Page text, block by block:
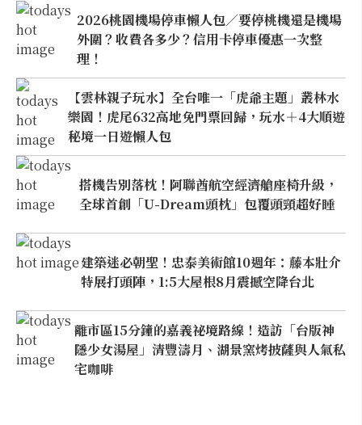
2026桃園機場停車懶人包／要停桃機還是機場
外圍？收費各多少？信用卡停車優惠一次整
理！
【雲林親子玩水】全台唯一「虎爺主題」叢林水
樂園！虎尾632高地免門票回歸，玩水＋4大順遊
秘境一日遊懶人包
搭機告別落枕！阿聯酋航空經濟艙座椅升級，
全球首創「U-Dream頭枕」包覆頭頸超好睡
建築迷必朝聖！忠泰美術館10週年：藤本壯介
特展打頭陣，1:5大屋根8月震撼空降台北
離市區15分鐘的嘉義祕境路線！造訪「台版神
隱少女湯屋」清豐濤月、湖景窯烤披薩與人氣私
宅咖啡